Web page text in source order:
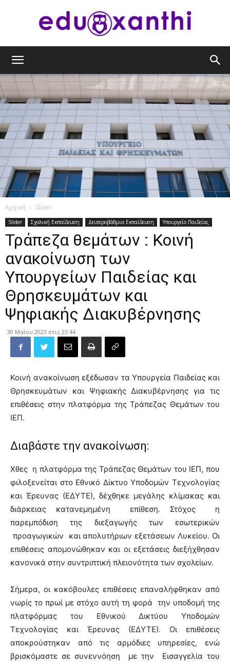
Αρχική Slider
Slider Σχολική Εκπαίδευση Δευτεροβάθμια Εκπαίδευση Υπουργείο Παιδείας
Τράπεζα θεμάτων : Κοινή
ανακοίνωση των
Υπουργείων Παιδείας και
Θρησκευμάτων και
Ψηφιακής Διακυβέρνησης
30 Μαΐου 2023 στις 23:44
Κοινή ανακοίνωση εξέδωσαν τα Υπουργεία Παιδείας και
Θρησκευμάτων και Ψηφιακής Διακυβέρνησης για τις
επιθέσεις στην πλατφόρμα της Τράπεζας Θεμάτων του
ΙΕΠ.
Διαβάστε την ανακοίνωση:
Χθες η πλατφόρμα της Τράπεζας Θεμάτων του ΙΕΠ, που
φιλοξενείται στο Εθνικό Δίκτυο Υποδομών Τεχνολογίας
και Έρευνας (ΕΔΥΤΕ), δέχθηκε μεγάλης κλίμακας και
διάρκειας κατανεμημένη επίθεση. Στόχος η
παρεμπόδιση της διεξαγωγής των εσωτερικών
προαγωγικών και απολυτήριων εξετάσεων Λυκείου. Οι
επιθέσεις απομονώθηκαν και οι εξετάσεις διεξήχθησαν
κανονικά στην συντριπτική πλειονότητα των σχολείων.
Σήμερα, οι κακόβουλες επιθέσεις επαναλήφθηκαν από
νωρίς το πρωί με στόχο αυτή τη φορά την υποδομή της
πλατφόρμας του Εθνικού Δικτύου Υποδομών
Τεχνολογίας και Έρευνας (ΕΔΥΤΕ). Οι επιθέσεις
αποκρούστηκαν από τις αρμόδιες υπηρεσίες, ενώ
βρισκόμαστε σε συνεννόηση με την Εισαγγελία του